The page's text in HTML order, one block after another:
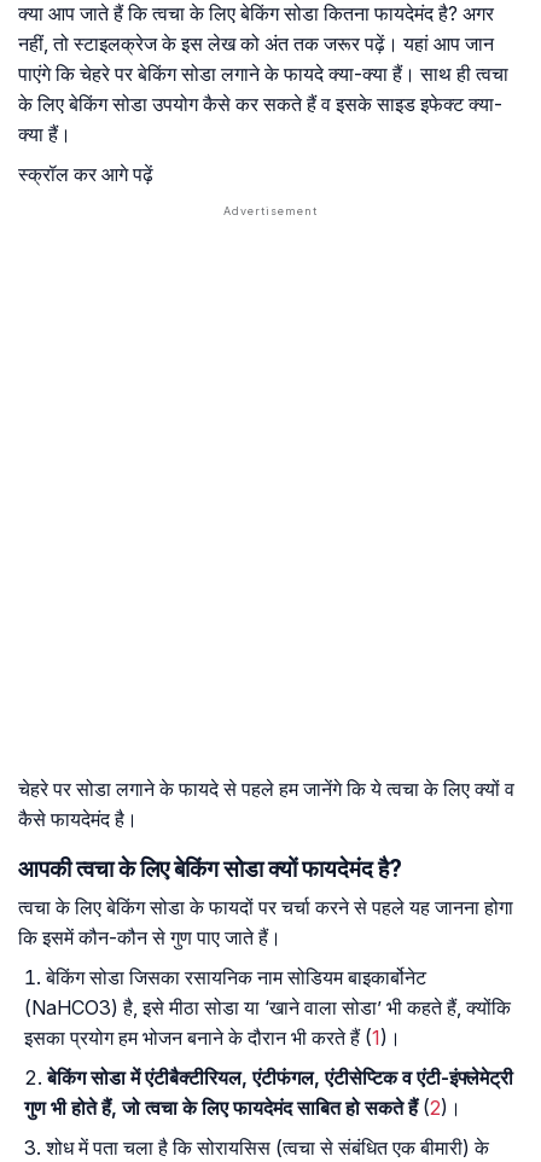
क्या आप जाते हैं कि त्वचा के लिए बेकिंग सोडा कितना फायदेमंद है? अगर
नहीं, तो स्टाइलक्रेज के इस लेख को अंत तक जरूर पढ़ें। यहां आप जान
पाएंगे कि चेहरे पर बेकिंग सोडा लगाने के फायदे क्या-क्या हैं। साथ ही त्वचा
के लिए बेकिंग सोडा उपयोग कैसे कर सकते हैं व इसके साइड इफेक्ट क्या-
क्या हैं।
स्क्रॉल कर आगे पढ़ें
चेहरे पर सोडा लगाने के फायदे से पहले हम जानेंगे कि ये त्वचा के लिए क्यों व
कैसे फायदेमंद है।
आपकी त्वचा के लिए बेकिंग सोडा क्यों फायदेमंद है?
त्वचा के लिए बेकिंग सोडा के फायदों पर चर्चा करने से पहले यह जानना होगा
कि इसमें कौन-कौन से गुण पाए जाते हैं।
बेकिंग सोडा जिसका रसायनिक नाम सोडियम बाइकार्बोनेट
(NaHCO3) है, इसे मीठा सोडा या ‘खाने वाला सोडा’ भी कहते हैं, क्योंकि
इसका प्रयोग हम भोजन बनाने के दौरान भी करते हैं (1)।
बेकिंग सोडा में एंटीबैक्टीरियल, एंटीफंगल, एंटीसेप्ट‍िक व एंटी-इंफ्लेमेट्री
गुण भी होते हैं, जो त्वचा के लिए फायदेमंद साबित हो सकते हैं(2)।
शोध में पता चला है कि सोरायसिस (त्वचा से संबंधित एक बीमारी) के